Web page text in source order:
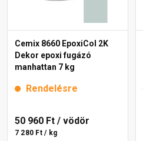
Cemix 8660 EpoxiCol 2K
Dekor epoxi fugázó
manhattan 7 kg
Rendelésre
50 960 Ft / vödör
7 280 Ft / kg